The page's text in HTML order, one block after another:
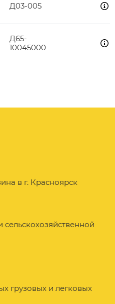
Д03-005
Д65-
10045000
в г. Красноярск
сельскохозяйственной
грузовых и легковых